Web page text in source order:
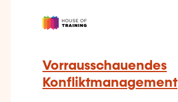
Vorrausschauendes
Konfliktmanagement